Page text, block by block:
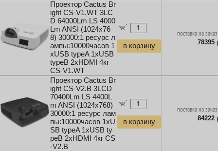
Проектор Cactus Br
ight CS-V1.WT 3LC
D 64000Lm LS 4000
Lm ANSI (1024x76
8) 30000:1 ресурс л
ампы:10000часов 1
xUSB typeA 1xUSB
typeB 2xHDMI 4кг
CS-V1.WT
в корзину
поставка на
78395
Проектор Cactus Br
ight CS-V2.B 3LCD
70400Lm LS 4400L
m ANSI (1024x768)
30000:1 ресурс лам
пы:10000часов 1xU
SB typeA 1xUSB ty
peB 2xHDMI 4кг CS
-V2.B
в корзину
поставка на
84222